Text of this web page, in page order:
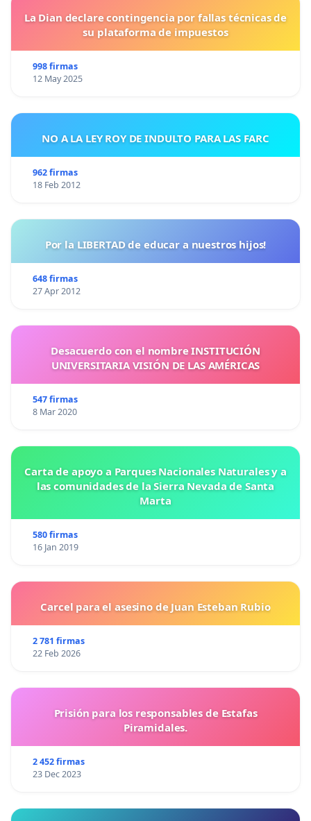
La Dian declare contingencia por fallas técnicas de
su plataforma de impuestos
998 firmas
12 May 2025
NO A LA LEY ROY DE INDULTO PARA LAS FARC
962 firmas
18 Feb 2012
Por la LIBERTAD de educar a nuestros hijos!
648 firmas
27 Apr 2012
Desacuerdo con el nombre INSTITUCIÓN
UNIVERSITARIA VISIÓN DE LAS AMÉRICAS
547 firmas
8 Mar 2020
Carta de apoyo a Parques Nacionales Naturales y a
las comunidades de la Sierra Nevada de Santa
Marta
580 firmas
16 Jan 2019
Carcel para el asesino de Juan Esteban Rubio
2 781 firmas
22 Feb 2026
Prisión para los responsables de Estafas
Piramidales.
2 452 firmas
23 Dec 2023